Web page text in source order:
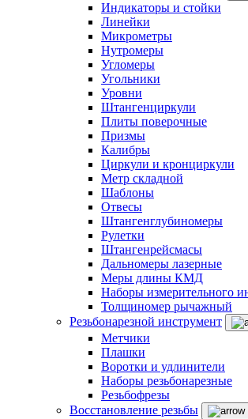
Индикаторы и стойки
Линейки
Микрометры
Нутромеры
Угломеры
Угольники
Уровни
Штангенциркули
Плиты поверочные
Призмы
Калибры
Циркули и кронциркули
Метр складной
Шаблоны
Отвесы
Штангенглубиномеры
Рулетки
Штангенрейсмасы
Дальномеры лазерные
Меры длины КМД
Наборы измерительного
Толщиномер рычажный
Резьбонарезной инструмент
Метчики
Плашки
Воротки и удлинители
Наборы резьбонарезные
Резьбофрезы
Восстановление резьбы